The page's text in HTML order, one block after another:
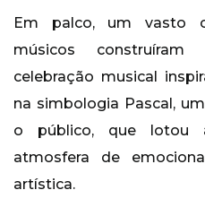
Em palco, um vasto
músicos
celebração musical
na simbologia Pascal,
o público, que lotou
atmosfera de
artística.